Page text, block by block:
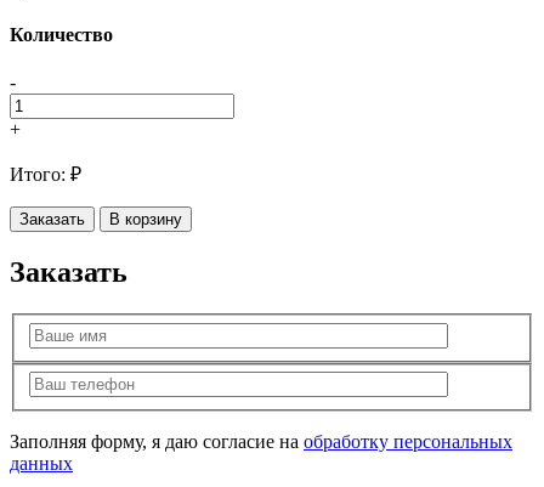
Количество
-
+
Итого: ₽
Заказать В корзину
Заказать
Заполняя форму, я даю согласие на обработку персональных
данных